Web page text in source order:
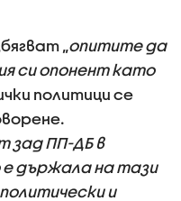
„опитите да
си опонент като
политици се
зад ПП-ДБ в
е държала на тази
и